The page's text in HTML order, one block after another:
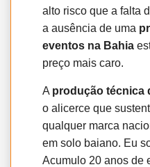
alto risco que a falta
a ausência de uma
eventos na Bahia
preço mais caro.
A produção técnica
o alicerce que
qualquer marca
em solo baiano. Eu
Acumulo 20 anos de